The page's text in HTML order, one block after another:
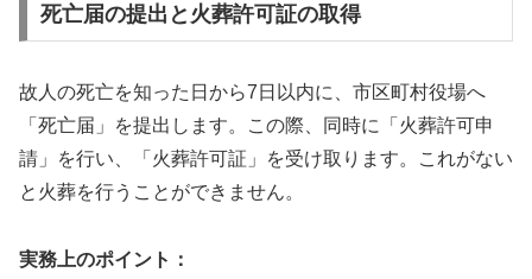
死亡届の提出と火葬許可証の取得
故人の死亡を知った日から7日以内に、市区町村役場へ
「死亡届」を提出します。この際、同時に「火葬許可申
請」を行い、「火葬許可証」を受け取ります。これがない
と火葬を行うことができません。
実務上のポイント：